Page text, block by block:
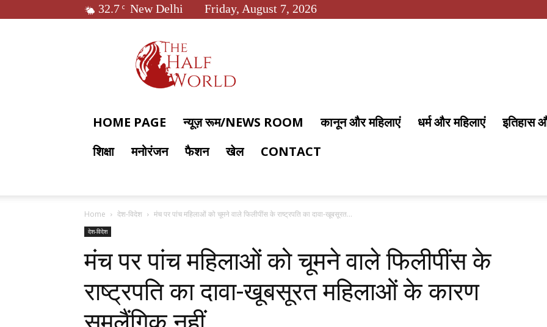
32.7 C New Delhi Friday, August 7, 2026
World
HOME PAGE न्यूज़ रूम/NEWS ROOM कानून और महिलाएं धर्म और महिलाएं इतिहास
शिक्षा
मनोरंजन फैशन खेल CONTACT
Home देश-विदेश मंच पर पांच महिलाओं को चूमने वाले फिलीपींस के राष्ट्रपति का दावा-खूबसूरत...
देश-विदेश
मंच पर पांच महिलाओं को चूमने वाले फिलीपींस के
राष्ट्रपति का दावा-खूबसूरत महिलाओं के कारण